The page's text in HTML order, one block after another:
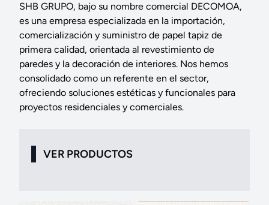
SHB GRUPO, bajo su nombre comercial DECOMOA,
es una empresa especializada en la importación,
comercialización y suministro de papel tapiz de
primera calidad, orientada al revestimiento de
paredes y la decoración de interiores. Nos hemos
consolidado como un referente en el sector,
ofreciendo soluciones estéticas y funcionales para
proyectos residenciales y comerciales.
VER PRODUCTOS